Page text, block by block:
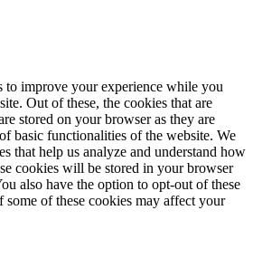
to improve your experience while you
Out of these, the cookies that are
stored on your browser as they are
basic functionalities of the website. We
that help us analyze and understand how
cookies will be stored in your browser
also have the option to opt-out of these
of these cookies may affect your